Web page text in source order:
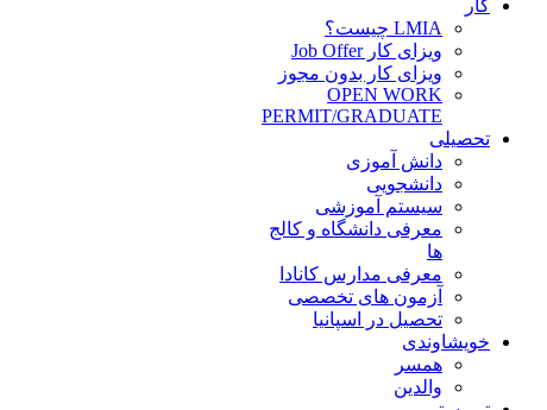
کار
LMIA چیست؟
ویزای کار Job Offer
ویزای کار بدون مجوز
OPEN WORK
PERMIT/GRADUATE
تحصیلی
دانش آموزی
دانشجویی
سیستم آموزشی
معرفی دانشگاه و کالج
ها
معرفی مدارس کانادا
آزمون های تخصصی
تحصیل در اسپانیا
خویشاوندی
همسر
والدین